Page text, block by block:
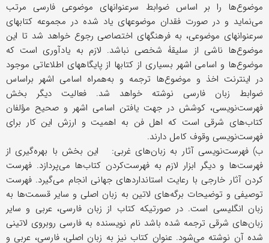
موضوع‌ها را بر اساس ضوابط سرعنوانهای موضوعی فارسی مرتب
می‌نماید و در صورت فقدان موضوعهای یاد شده در مجموعه کتابهای
سرعنوانهای موضوعی، به فرهنگهای اختصاصی رجوع خواهد شد تا این
موضوع‌ها ناشی از سلیقۀ شخصی نباشد. لازم به یادآوری است که
موضوع‌ها و اسامی اشهر بسیاری از کتابها از پایگاههای اطلاعاتی موجود
در اینترنت اخذ و موضوع‌ها ترجمه و به‌همراه اسامی اشهر براساس
ضوابط زبان فارسی نوشته خواهد شد. فعالیت دیگر بخش
فهرست‌نویسی، کوشش در جهت یافتن اسامی اشهر و صحیح مؤلفان
کتاب‌های شرقی است که اهل فن به اهمیت و ارزش این کار برای
فهرست‌نویسی وقوف کامل دارند.
ب) فهرست‌نویسی آثار به زبان‌های غربی: این بخش با بهره‌گیری از
فهرست‌ها و دیگر ابزار لازم به فهرست‌کردن کتاب‌ها می‌پردازد. فهرست
کردن آثار خارجی با رعایت استانداردهای جهانی انجام می‌گیرد. فهرست
توصیفی و توضیحات برگه‌های لاتین به زبان اصلی و سایر قسمت‌ها به
زبان انگلیسی است. در صورتیکه کتاب از زبان فارسی، عربی و سایر
زبان‌های شرقی ترجمه شده باشد نام نویسنده به فارسی روبروی لاتینی
شده آن نوشته می‌شود. عنوان کتاب نیز به زبان اصلی، فارسی، عربی و